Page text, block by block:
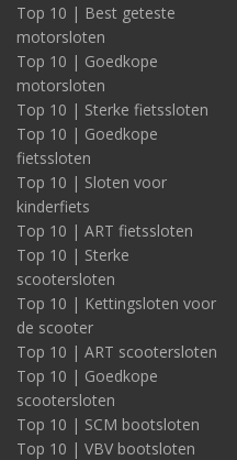
Top 10 | Best geteste
motorsloten
Top 10 | Goedkope
motorsloten
Top 10 | Sterke fietssloten
Top 10 | Goedkope
fietssloten
Top 10 | Sloten voor
kinderfiets
Top 10 | ART fietssloten
Top 10 | Sterke
scootersloten
Top 10 | Kettingsloten voor
de scooter
Top 10 | ART scootersloten
Top 10 | Goedkope
scootersloten
Top 10 | SCM bootsloten
Top 10 | VBV bootsloten